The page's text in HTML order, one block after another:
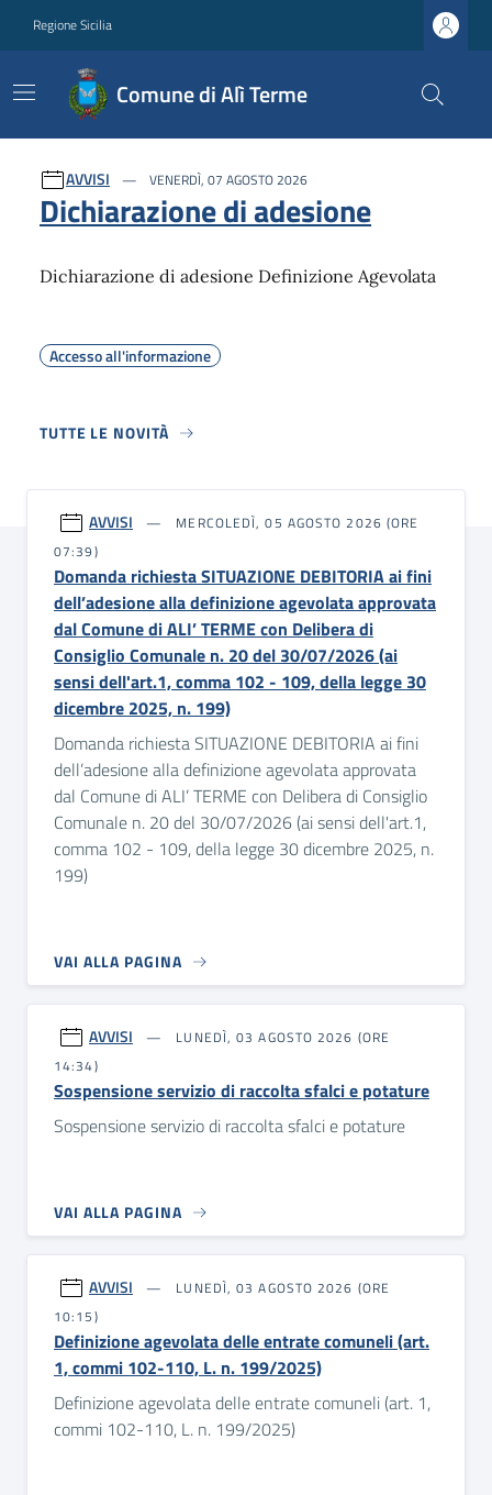
Regione Sicilia
Comune di Alì Terme
Ultime notizie
AVVISI VENERDÌ, 07 AGOSTO 2026
Dichiarazione di adesione
Dichiarazione di adesione Definizione Agevolata
Accesso all'informazione
TUTTE LE NOVITÀ
AVVISI
MERCOLEDÌ, 05 AGOSTO 2026 (ORE
07:39)
Domanda richiesta SITUAZIONE DEBITORIA ai fini
dell’adesione alla definizione agevolata approvata
dal Comune di ALI’ TERME con Delibera di
Consiglio Comunale n. 20 del 30/07/2026 (ai
sensi dell'art.1, comma 102 - 109, della legge 30
dicembre 2025, n. 199)
Domanda richiesta SITUAZIONE DEBITORIA ai fini
dell’adesione alla definizione agevolata approvata
dal Comune di ALI’ TERME con Delibera di Consiglio
Comunale n. 20 del 30/07/2026 (ai sensi dell'art.1,
comma 102 - 109, della legge 30 dicembre 2025, n.
199)
VAI ALLA PAGINA
AVVISI
LUNEDÌ, 03 AGOSTO 2026 (ORE
14:34)
Sospensione servizio di raccolta sfalci e potature
Sospensione servizio di raccolta sfalci e potature
VAI ALLA PAGINA
AVVISI
LUNEDÌ, 03 AGOSTO 2026 (ORE
10:15)
Definizione agevolata delle entrate comuneli (art.
1, commi 102-110, L. n. 199/2025)
Definizione agevolata delle entrate comuneli (art. 1,
commi 102-110, L. n. 199/2025)